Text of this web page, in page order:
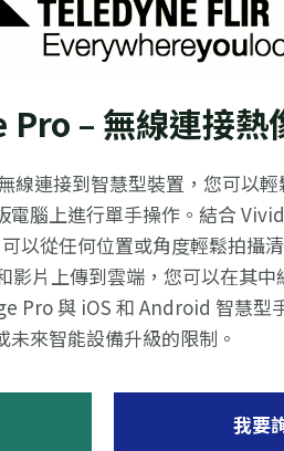
Pro – 無線連接熱
線連接到智慧型裝置，您可以
電腦上進行單手操作。結合
以從任何位置或角度輕鬆拍攝
片上傳到雲端，您可以在其中
Pro 與 iOS 和 Android 智慧型
來智能設備升級的限制。
我要